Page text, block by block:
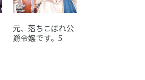
元、落ちこぼれ公
爵令嬢です。5